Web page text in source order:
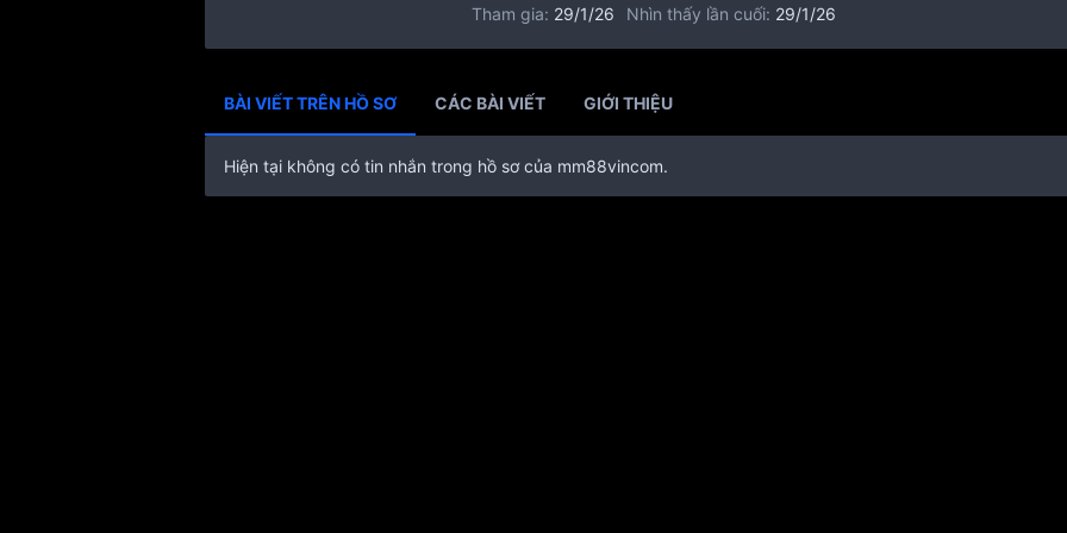
Tham gia 29/1/26 Nhìn thấy lần cuối 29/1/26
BÀI VIẾT TRÊN HỒ SƠ CÁC BÀI VIẾT GIỚI THIỆU
Hiện tại không có tin nhắn trong hồ sơ của mm88vincom.